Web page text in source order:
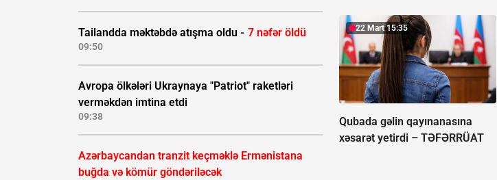
Tailandda məktəbdə atışma oldu - 7 nəfər öldü
09:50
Avropa ölkələri Ukraynaya "Patriot" raketləri
verməkdən imtina etdi
09:38
Azərbaycandan tranzit keçməklə Ermənistana
buğda və kömür göndəriləcək
22 Mart 15:35
Qubada gəlin qayınanasına
xəsarət yetirdi – TƏFƏRRÜAT